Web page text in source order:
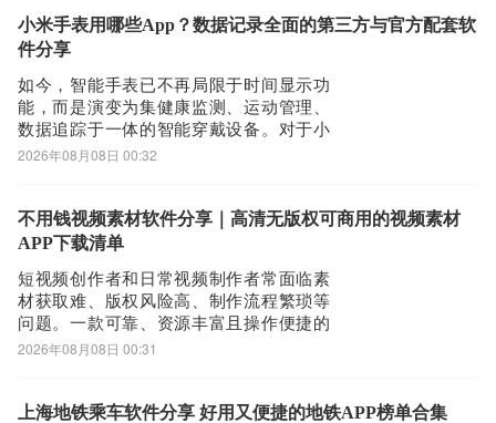
可以看到文件就已经开始下载了，我们等待他下载安装完即可 第五
步：
回到手机桌面就可以看到已经安装好的最新出国翻译宝4.2.3，点击
出国翻译宝APP图标进入欢迎页就可以开始使用了
辅助功能，帮助学生高效提升听说能力。1.
《英语点点跟读》这款应用适配多场景学
小米手表用哪些App？数据记录全面的第三方与官方配套软
件分享
如今，智能手表已不再局限于时间显示功
能，而是演变为集健康监测、运动管理、
数据追踪于一体的智能穿戴设备。对于小
米手表用户而言，选择一款适配度高、功
合、可视化呈现及导出支持方面各有侧
重，可根据个人需求灵活选用。1.《运动健
2026年08月08日 00:32
不用钱视频素材软件分享｜高清无版权可商用的视频素材
APP下载清单
短视频创作者和日常视频制作者常面临素
材获取难、版权风险高、制作流程繁琐等
问题。一款可靠、资源丰富且操作便捷的
免费视频素材类App，能显著提升创作效
验证、用户基础广泛、审核机制完善的应
2026年08月08日 00:31
上海地铁乘车软件分享 好用又便捷的地铁APP榜单合集